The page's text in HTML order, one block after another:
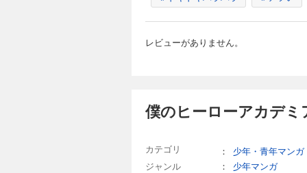
関係の崩壊!? 闇組
僕のヒーローア
に参加するらしい
レビューがありません。
僕のヒーローアカデミ
カテゴリ ：
少年・青年マンガ
ジャンル
：
少年マンガ